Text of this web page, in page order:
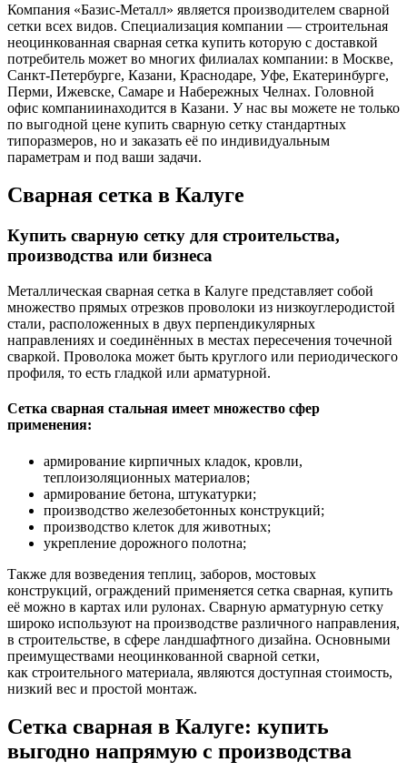
Компания «Базис-Металл» является производителем сварной
сетки всех видов. Специализация компании — строительная
неоцинкованная сварная сетка купить которую с доставкой
потребитель может во многих филиалах компании: в Москве,
Санкт-Петербурге, Казани, Краснодаре, Уфе, Екатеринбурге,
Перми, Ижевске, Самаре и Набережных Челнах. Головной
офис компаниинаходится в Казани. У нас вы можете не только
по выгодной цене купить сварную сетку стандартных
типоразмеров, но и заказать её по индивидуальным
параметрам и под ваши задачи.
Сварная сетка в Калуге
Купить сварную сетку для строительства,
производства или бизнеса
Металлическая сварная сетка в Калуге представляет собой
множество прямых отрезков проволоки из низкоуглеродистой
стали, расположенных в двух перпендикулярных
направлениях и соединённых в местах пересечения точечной
сваркой. Проволока может быть круглого или периодического
профиля, то есть гладкой или арматурной.
Сетка сварная стальная имеет множество сфер
применения:
армирование кирпичных кладок, кровли,
теплоизоляционных материалов;
армирование бетона, штукатурки;
производство железобетонных конструкций;
производство клеток для животных;
укрепление дорожного полотна;
Также для возведения теплиц, заборов, мостовых
конструкций, ограждений применяется сетка сварная, купить
её можно в картах или рулонах. Сварную арматурную сетку
широко используют на производстве различного направления,
в строительстве, в сфере ландшафтного дизайна. Основными
преимуществами неоцинкованной сварной сетки,
как строительного материала, являются доступная стоимость,
низкий вес и простой монтаж.
Сетка сварная в Калуге: купить
выгодно напрямую с производства